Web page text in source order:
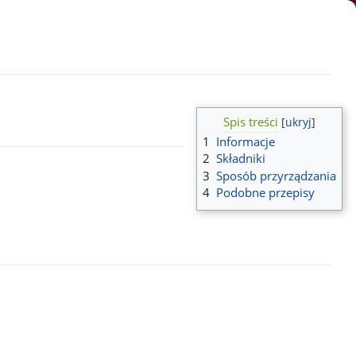
Spis treści
1 Informacje
2 Składniki
3 Sposób przyrządzania
4 Podobne przepisy